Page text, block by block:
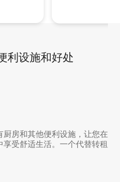
利设施和好处
房和其他便利设施，让您在
受舒适生活。一个代替转租